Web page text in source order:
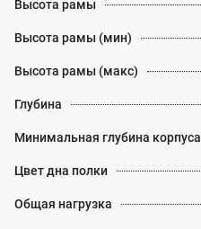
Высота рамы
Высота рамы (мин)
Высота рамы (макс)
Глубина
Минимальная глубина корпуса
Цвет дна полки
Общая нагрузка